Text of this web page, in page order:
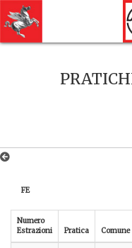
FE
Numero
Estrazioni
Pratica Comune